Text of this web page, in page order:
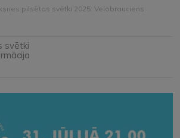
pilsētas svētki 2025: Velobrauciens
svētki